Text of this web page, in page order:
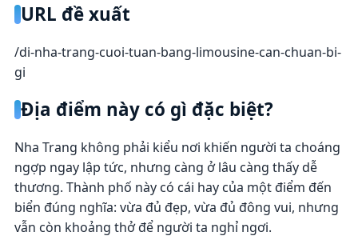
URL đề xuất
/di-nha-trang-cuoi-tuan-bang-limousine-can-chuan-bi-
gi
Địa điểm này có gì đặc biệt?
Nha Trang không phải kiểu nơi khiến người ta choáng
ngợp ngay lập tức, nhưng càng ở lâu càng thấy dễ
thương. Thành phố này có cái hay của một điểm đến
biển đúng nghĩa: vừa đủ đẹp, vừa đủ đông vui, nhưng
vẫn còn khoảng thở để người ta nghỉ ngơi.